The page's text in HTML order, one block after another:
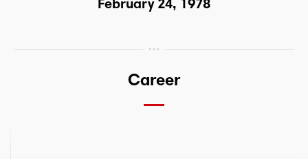
February 24, 1978
Career